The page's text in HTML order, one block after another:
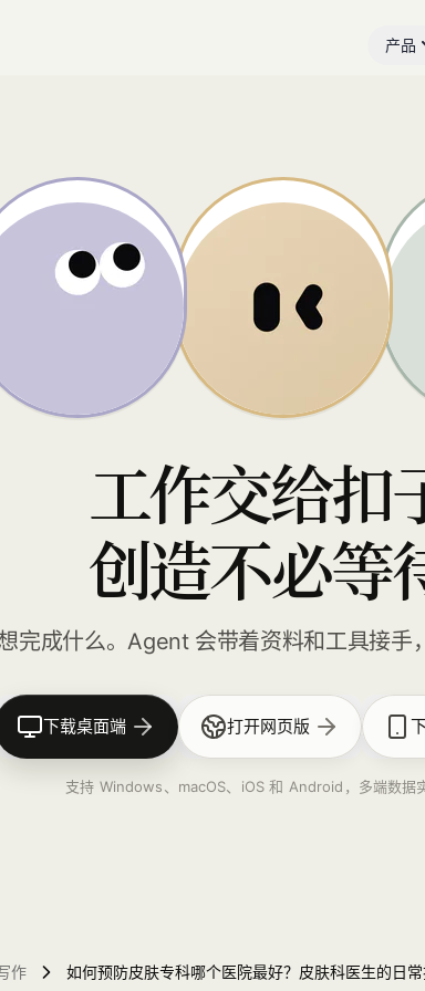
产品
工作交给扣
创造不必等
完成什么。Agent 会带着资料和工具接手
下载桌面端 打开网页版
支持 Windows、macOS、iOS 和 Android，多端数据
作 如何预防皮肤专科哪个医院最好？皮肤科医生的日